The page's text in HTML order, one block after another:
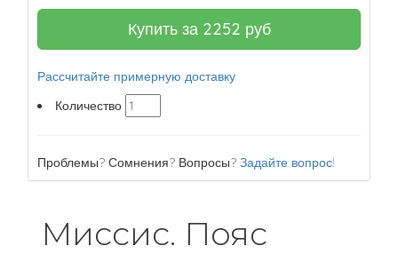
Купить за 2252 руб
Рассчитайте примерную доставку
Количество
Проблемы? Сомнения? Вопросы? Задайте вопрос!
Миссис. Пояс